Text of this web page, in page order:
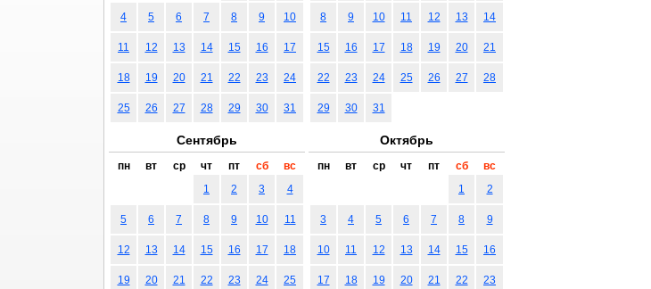
4 5 6 7 8 9 10
11 12 13 14 15 16 17
18 19 20 21 22 23 24
25 26 27 28 29 30 31
8 9 10 11 12 13 14
15 16 17 18 19 20 21
22 23 24 25 26 27 28
29 30 31
Сентябрь
пн вт ср чт пт сб
вс
1
2 3 4
5 6 7 8 9 10 11
12 13 14 15 16 17 18
19 20 21 22 23 24 25
Октябрь
пн вт ср чт пт сб
вс
1
2
3 4 5 6 7 8 9
10 11 12 13 14 15 16
17 18 19 20 21 22 23